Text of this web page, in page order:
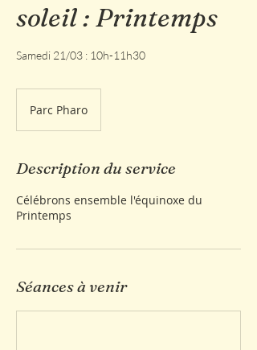
soleil : Printemps
Samedi 21/03 : 10h-11h30
Parc Pharo
Description du service
Célébrons ensemble l'équinoxe du
Printemps
Séances à venir